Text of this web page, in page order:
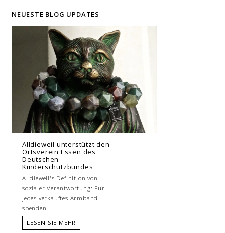
NEUESTE BLOG UPDATES
Alldieweil unterstützt den
Ortsverein Essen des
Deutschen
Kinderschutzbundes
Alldieweil's Definition von
sozialer Verantwortung: Für
jedes verkauftes Armband
spenden ...
LESEN SIE MEHR